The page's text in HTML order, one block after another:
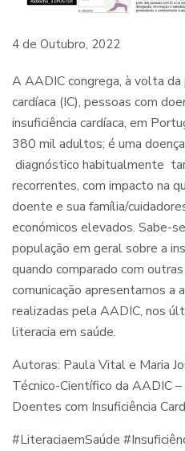
4 de Outubro, 2022
A AADIC congrega, à volta
cardíaca (IC), pessoas com
insuficiência cardíaca, em
380 mil adultos; é uma
diagnóstico habitualmente
recorrentes, com impacto na
doente e sua família/
económicos elevados. Sabe-
população em geral sobre a
quando comparado com
comunicação apresentamos a
realizadas pela AADIC, nos
literacia em saúde.
Autoras: Paula Vital e Maria
Técnico-Científico da AADIC
Doentes com Insuficiência
#LiteraciaemSaúde